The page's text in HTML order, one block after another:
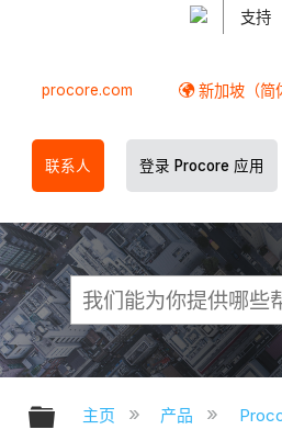
支持
procore.com 新加坡（简
联系人 登录 Procore 应用
扩展/隐缩全局层
主页 产品